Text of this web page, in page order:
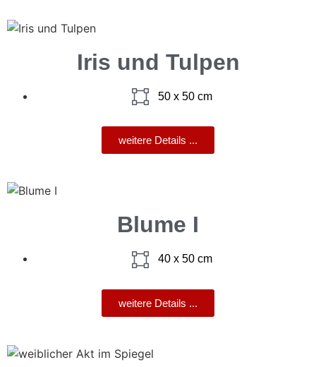
Iris und Tulpen
50 x 50 cm
weitere Details ...
Blume I
40 x 50 cm
weitere Details ...